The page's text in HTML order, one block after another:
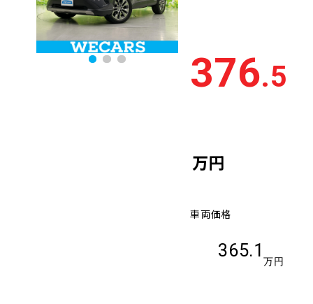
376.5
万円
車両価格
365.1
万円